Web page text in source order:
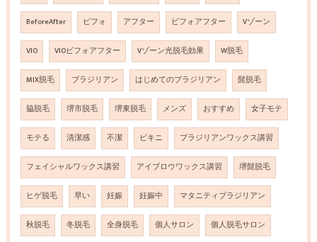
BeforeAfter ビフォ アフター ビフォアフター Vゾーン
VIO VIOビフォアフター Vゾーン光脱毛効果 W脱毛
MIX脱毛 ブラジリアン はじめてのブラジリアン 髭脱毛
脇脱毛 堺市脱毛 堺東脱毛 メンズ おすすめ 女子モテ
モテる 清潔感 不潔 ビキニ ブラジリアンワックス講習
フェイシャルワックス講習 アイブロウワックス講習 堺髭脱毛
ヒゲ脱毛 早い 妊娠 妊娠中 マタニティブラジリアン
秋脱毛 冬脱毛 全身脱毛 個人サロン 個人脱毛サロン